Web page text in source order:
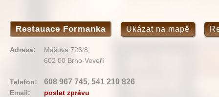
Restauace Formanka Ukázat na mapě
Adresa:
Mášova 726/8,
602 00 Brno-Veveří
Telefon: 608 967 745, 541 210 826
Email:
poslat zprávu